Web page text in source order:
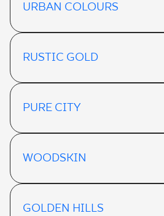
URBAN COLOURS
RUSTIC GOLD
PURE CITY
WOODSKIN
GOLDEN HILLS